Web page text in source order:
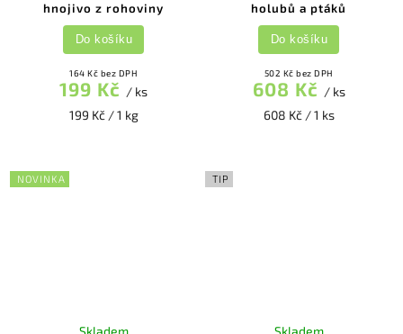
hnojivo z rohoviny
164 Kč bez DPH
199 Kč / ks
199 Kč / 1 kg
Do košíku
holubů a ptáků
502 Kč bez DPH
608 Kč / ks
608 Kč / 1 ks
Do košíku
NOVINKA
Skladem
TIP
Skladem